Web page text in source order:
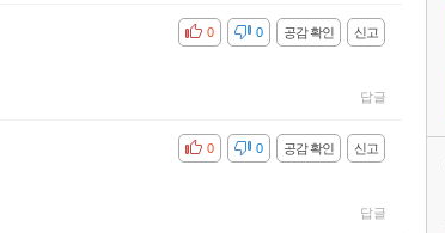
신고
공감 확인
비공감 0
0
답글
신고
공감 확인
비공감 0
0
답글